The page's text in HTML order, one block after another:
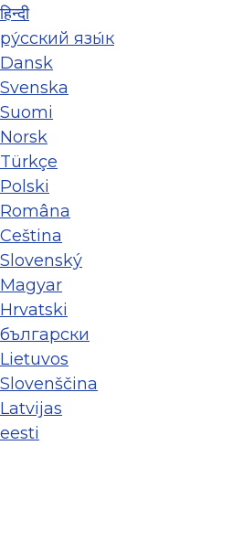
हिन्दी
ру́сский язы́к
Dansk
Svenska
Suomi
Norsk
Türkçe
Polski
Româna
Ceština
Slovenský
Magyar
Hrvatski
български
Lietuvos
Slovenščina
Latvijas
eesti